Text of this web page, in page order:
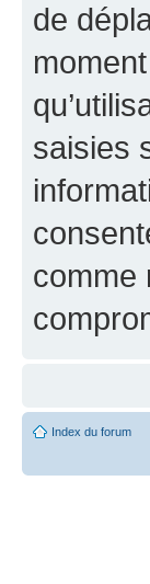
de
saisies
comme
Index du forum